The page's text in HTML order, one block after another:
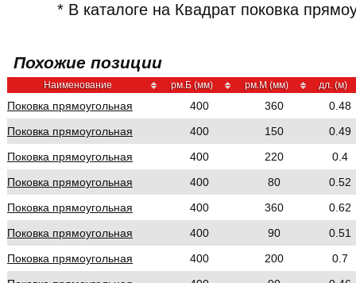
* В каталоге на Квадрат поковка
Похожие позиции
Наименование рм.Б (мм) рм.М (мм) дл. (м)
Поковка прямоугольная 400 360
0.48
Поковка прямоугольная
400 150
0.49
Поковка прямоугольная
400 220
0.4
Поковка прямоугольная
400 80
0.52
Поковка прямоугольная
400 360
0.62
Поковка прямоугольная
400 90
0.51
Поковка прямоугольная
400 200
0.7